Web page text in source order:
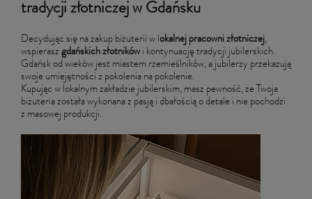
tradycji złotniczej w Gdańsku
Decydując się na zakup biżuterii w lokalnej pracowni złotniczej,
wspierasz gdańskich złotników i kontynuację tradycji jubilerskich.
Gdańsk od wieków jest miastem rzemieślników, a jubilerzy przekazują
swoje umiejętności z pokolenia na pokolenie.
Kupując w lokalnym zakładzie jubilerskim, masz pewność, że Twoja
biżuteria została wykonana z pasją i dbałością o detale i nie pochodzi
z masowej produkcji.